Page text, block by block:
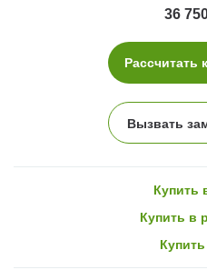
36
Рассчитать
Вызвать
Купить
Купить в